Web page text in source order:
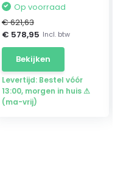
Op voorraad
€ 621,63
€ 578,95 Incl. btw
Bekijken
Levertijd: Bestel vóór
13:00, morgen in huis ⚠
(ma-vrij)